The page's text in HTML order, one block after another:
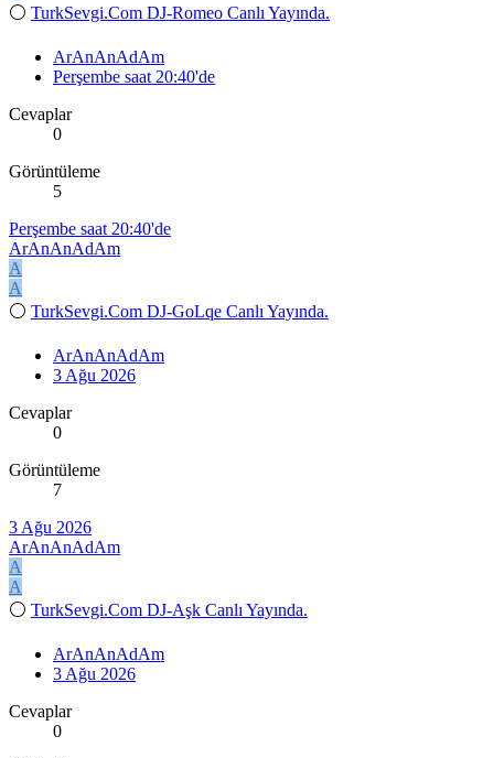
⚪ TurkSevgi.Com DJ-Romeo Canlı Yayında.
ArAnAnAdAm
Perşembe saat 20:40'de
Cevaplar
0
Görüntüleme
5
Perşembe saat 20:40'de
ArAnAnAdAm
A
A
⚪ TurkSevgi.Com DJ-GoLqe Canlı Yayında.
ArAnAnAdAm
3 Ağu 2026
Cevaplar
0
Görüntüleme
7
3 Ağu 2026
ArAnAnAdAm
A
A
⚪ TurkSevgi.Com DJ-Aşk Canlı Yayında.
ArAnAnAdAm
3 Ağu 2026
Cevaplar
0